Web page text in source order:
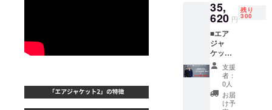
理解ご
了承を
いただ
いた
上、応
援くだ
さいま
すよ
う、よ
ろしく
お願い
黒、青
の３色
になり
ます。
※価格は
消費税
込みで
す。 ※
配送時
期：
2024年
35,
620 円
残り
300
■エア
ジャ
ケット
(ヒー
ター機
能あ
り)×1着
［一般
支援
者：
0人
お届
け予